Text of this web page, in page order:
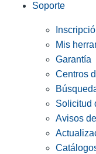
Soporte
Mis
Garantía
Centros
Solicitud
Avisos